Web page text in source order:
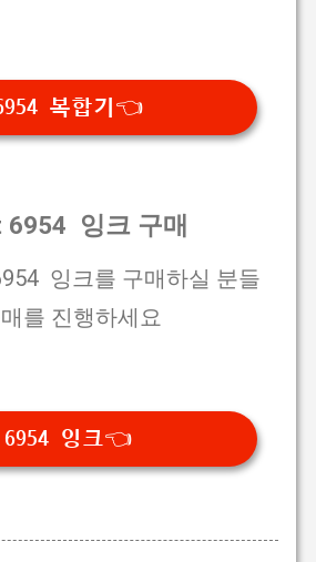
복합기👈
6954 잉크 구매
잉크를 구매하실 분들
를 진행하세요
6954 잉크👈